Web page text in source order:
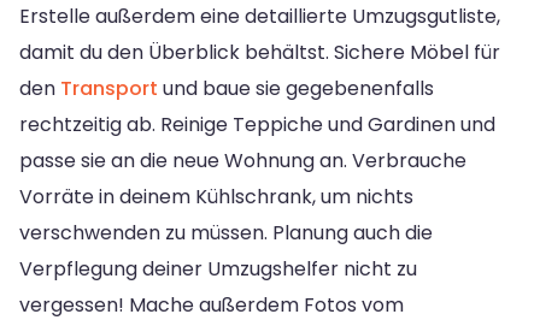
Erstelle außerdem eine detaillierte Umzugsgutliste,
damit du den Überblick behältst. Sichere Möbel für
den Transport und baue sie gegebenenfalls
rechtzeitig ab. Reinige Teppiche und Gardinen und
passe sie an die neue Wohnung an. Verbrauche
Vorräte in deinem Kühlschrank, um nichts
verschwenden zu müssen. Planung auch die
Verpflegung deiner Umzugshelfer nicht zu
vergessen! Mache außerdem Fotos vom